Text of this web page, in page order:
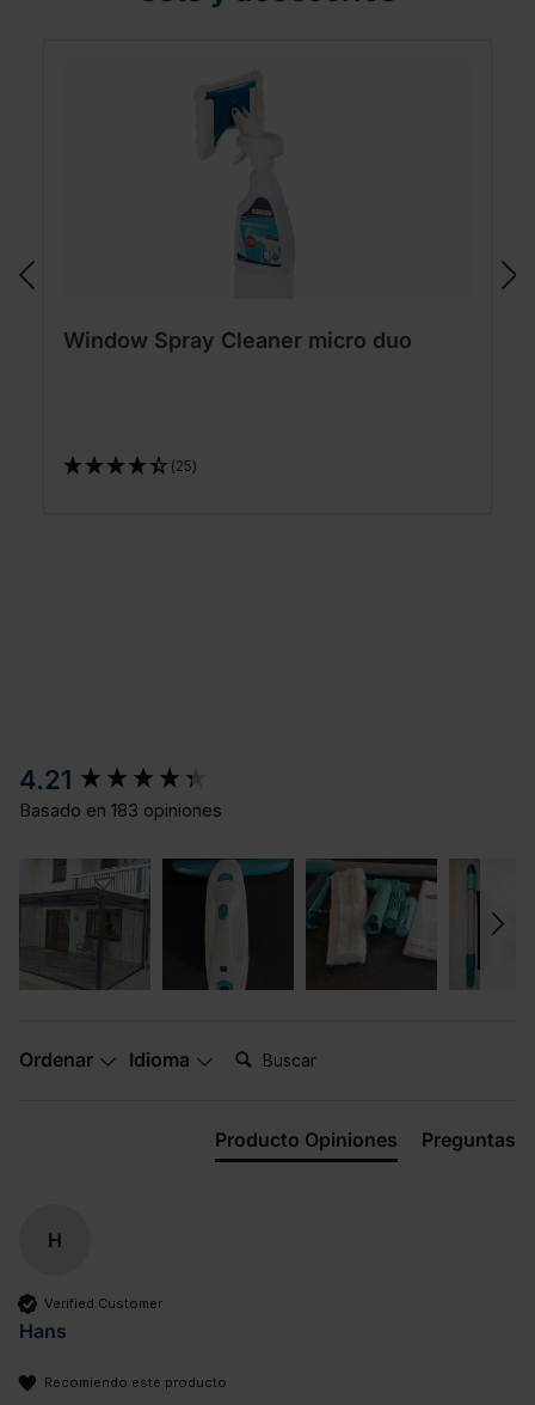
Window Spray Cleaner micro duo
(25)
4.21
Basado en 183 opiniones
Ordenar Idioma Buscar:
Producto Opiniones Preguntas
H
Verified Customer
Hans
Recomiendo este producto
New content loaded